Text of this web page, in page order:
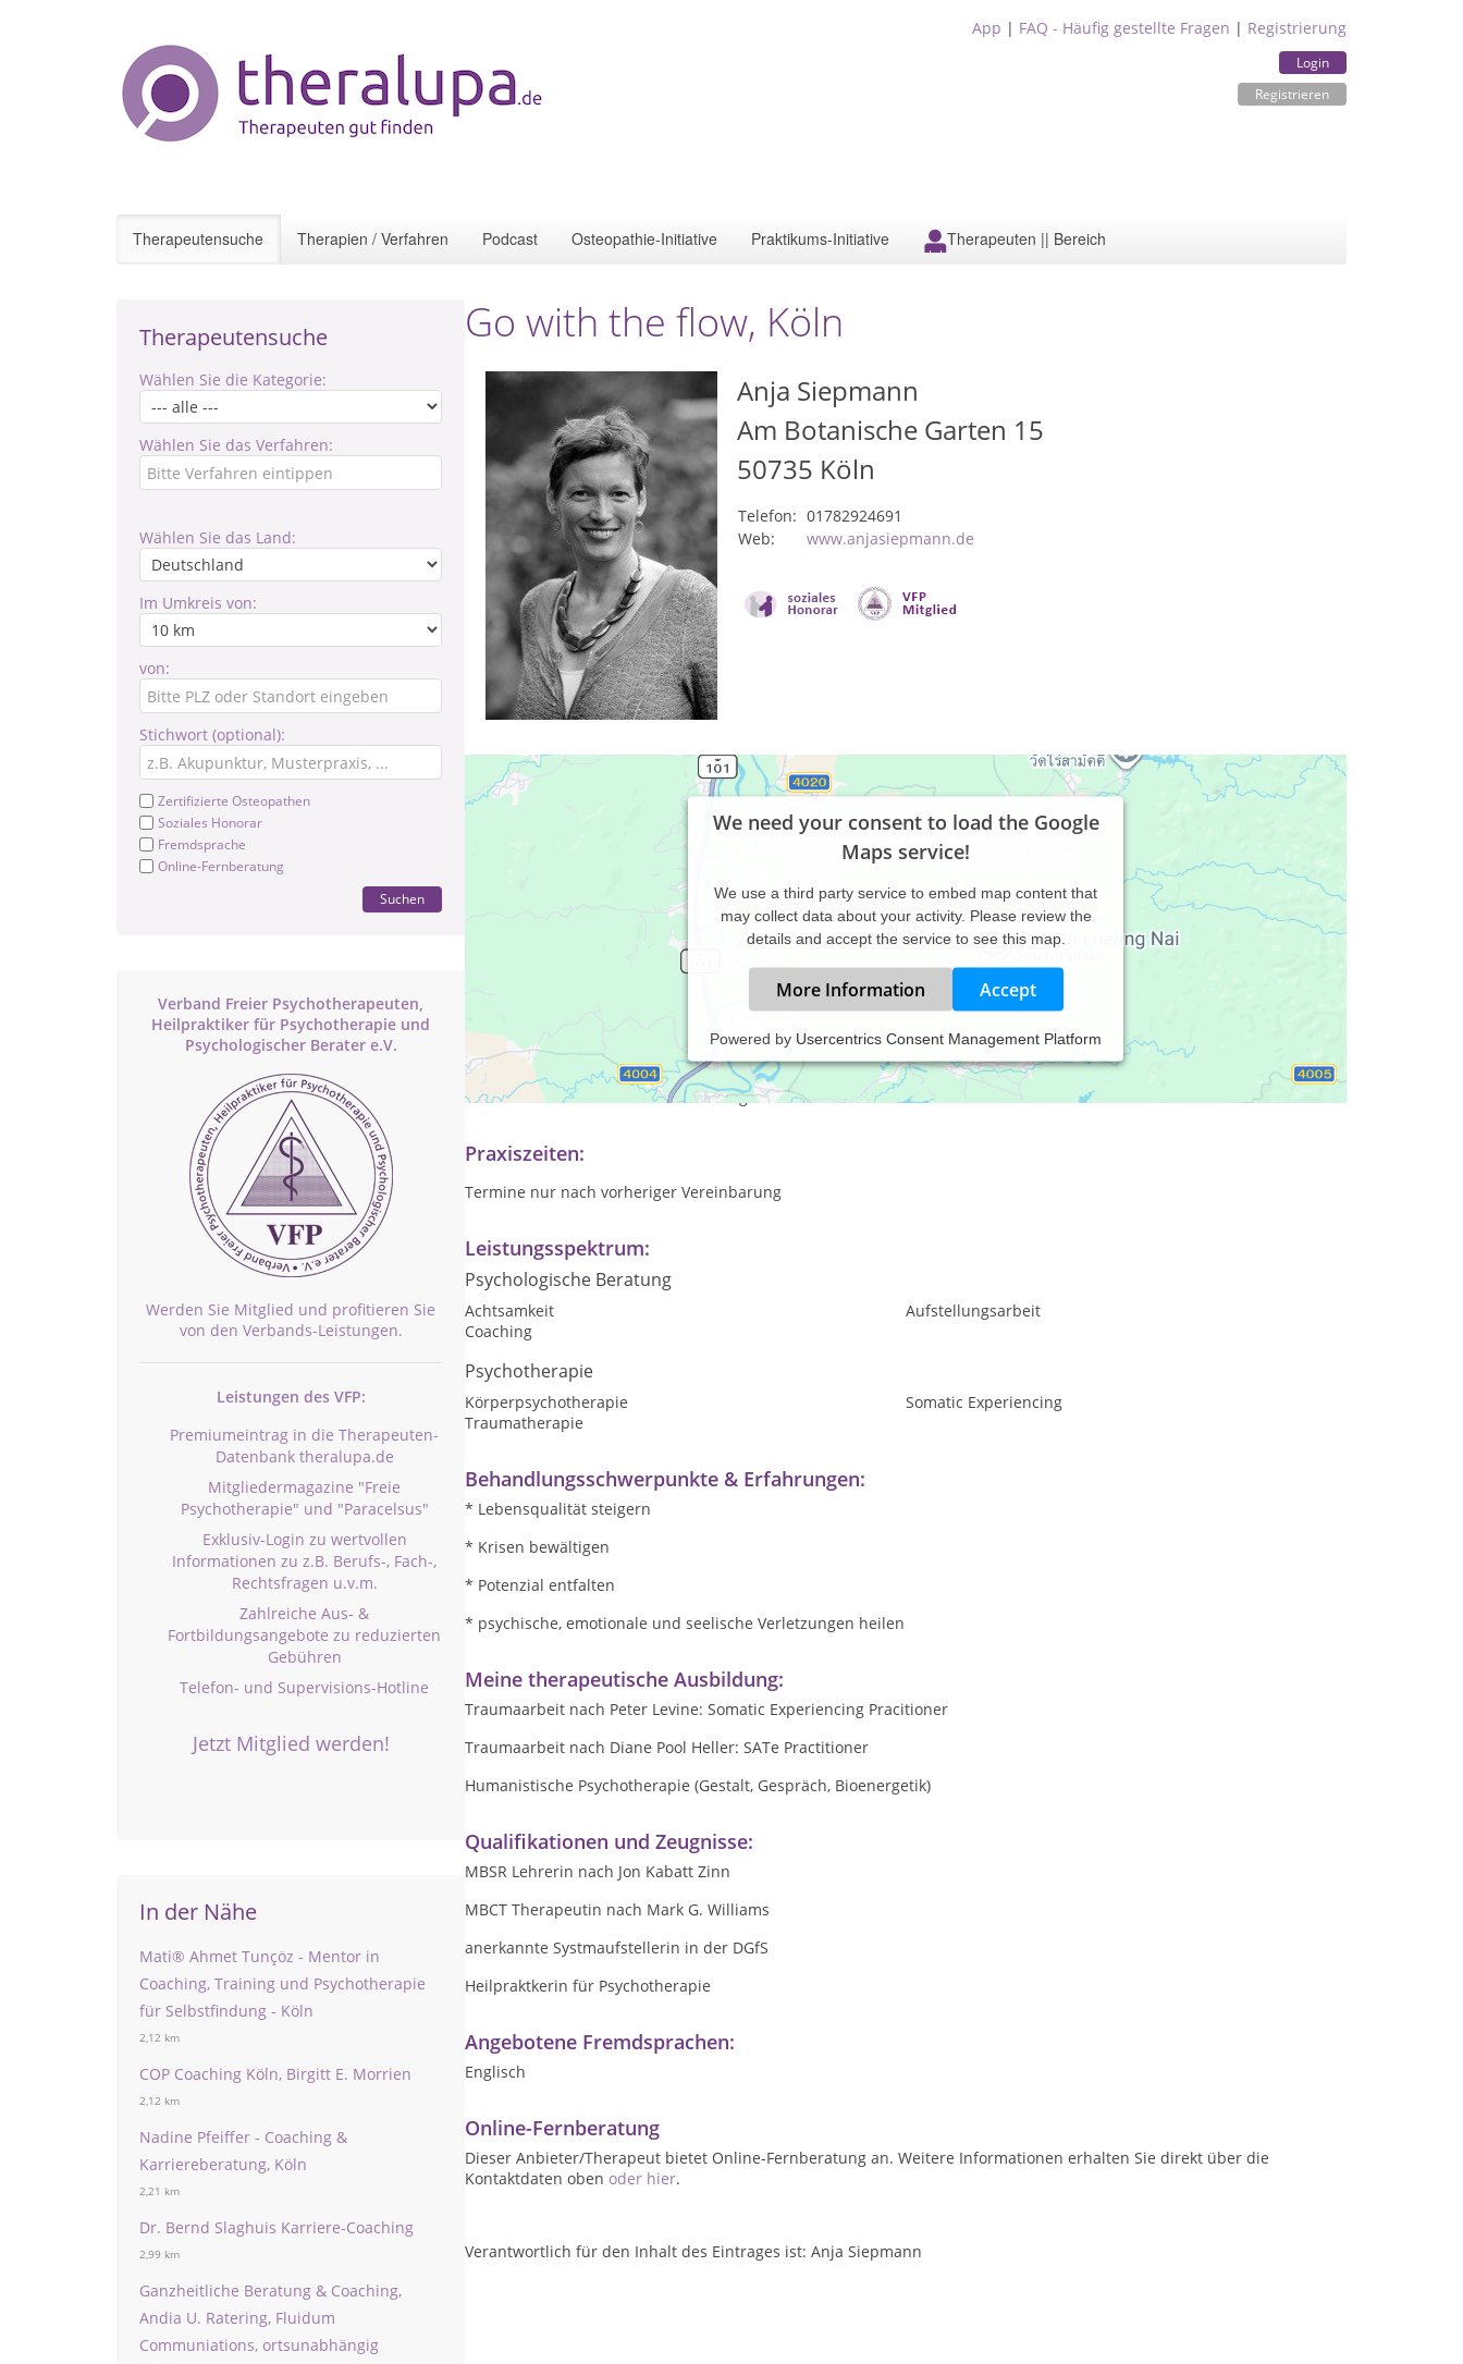
App | FAQ - Häufig gestellte Fragen | Registrierung
Login
Registrieren
Therapeutensuche Therapien / Verfahren Podcast Osteopathie-Initiative Praktikums-Initiative Therapeuten || Bereich
Therapeutensuche
Wählen Sie die Kategorie:
Wählen Sie das Verfahren:
Wählen Sie das Land:
Im Umkreis von:
von:
Stichwort (optional):
Zertifizierte Osteopathen
Soziales Honorar
Fremdsprache
Online-Fernberatung
Suchen
Verband Freier Psychotherapeuten,
Heilpraktiker für Psychotherapie und
Psychologischer Berater e.V.
Werden Sie Mitglied und profitieren Sie
von den Verbands-Leistungen.
Leistungen des VFP:
Premiumeintrag in die Therapeuten-
Datenbank theralupa.de
Mitgliedermagazine "Freie
Psychotherapie" und "Paracelsus"
Exklusiv-Login zu wertvollen
Informationen zu z.B. Berufs-, Fach-,
Rechtsfragen u.v.m.
Zahlreiche Aus- &
Fortbildungsangebote zu reduzierten
Gebühren
Telefon- und Supervisions-Hotline
Jetzt Mitglied werden!
In der Nähe
Mati® Ahmet Tunçöz - Mentor in
Coaching, Training und Psychotherapie
für Selbstfindung - Köln
2,12 km
COP Coaching Köln, Birgitt E. Morrien
2,12 km
Nadine Pfeiffer - Coaching &
Karriereberatung, Köln
2,21 km
Dr. Bernd Slaghuis Karriere-Coaching
2,99 km
Ganzheitliche Beratung & Coaching,
Andia U. Ratering, Fluidum
Communiations, ortsunabhängig
Go with the flow, Köln
Anja Siepmann
Am Botanische Garten 15
50735 Köln
Telefon: 01782924691
Web:
www.anjasiepmann.de
We need your consent to load the Google
Maps service!
We use a third party service to embed map content that
may collect data about your activity. Please review the
details and accept the service to see this map.
More Information Accept
Powered by Usercentrics Consent Management Platform
Wenn Ihre Gesundheit, Ihre Partnerschaft, Ihr Unternehmen oder andere Lebensbereiche in eine Krise geraten sind,
unterstütze ich Sie, einen für Sie stimmigen Lösungsweg zu finden, neue Perspektiven und Handlungsoptionen zu
entdecken und Raum für Veränderung zu schaffen.
Praxiszeiten:
Termine nur nach vorheriger Vereinbarung
Leistungsspektrum:
Psychologische Beratung
Achtsamkeit
Aufstellungsarbeit
Coaching
Psychotherapie
Körperpsychotherapie
Somatic Experiencing
Traumatherapie
Behandlungsschwerpunkte & Erfahrungen:
* Lebensqualität steigern
* Krisen bewältigen
* Potenzial entfalten
* psychische, emotionale und seelische Verletzungen heilen
Meine therapeutische Ausbildung:
Traumaarbeit nach Peter Levine: Somatic Experiencing Pracitioner
Traumaarbeit nach Diane Pool Heller: SATe Practitioner
Humanistische Psychotherapie (Gestalt, Gespräch, Bioenergetik)
Qualifikationen und Zeugnisse:
MBSR Lehrerin nach Jon Kabatt Zinn
MBCT Therapeutin nach Mark G. Williams
anerkannte Systmaufstellerin in der DGfS
Heilpraktkerin für Psychotherapie
Angebotene Fremdsprachen:
Englisch
Online-Fernberatung
Dieser Anbieter/Therapeut bietet Online-Fernberatung an. Weitere Informationen erhalten Sie direkt über die
Kontaktdaten oben oder hier.
Verantwortlich für den Inhalt des Eintrages ist: Anja Siepmann